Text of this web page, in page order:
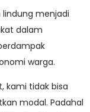
menjadi
dalam
warga.
kami tidak bisa
modal. Padahal